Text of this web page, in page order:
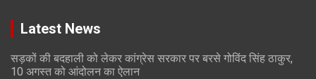
Latest News
सड़कों की बदहाली को लेकर कांग्रेस सरकार पर बरसे गोविंद सिंह ठाकुर,
10 अगस्त को आंदोलन का ऐलान